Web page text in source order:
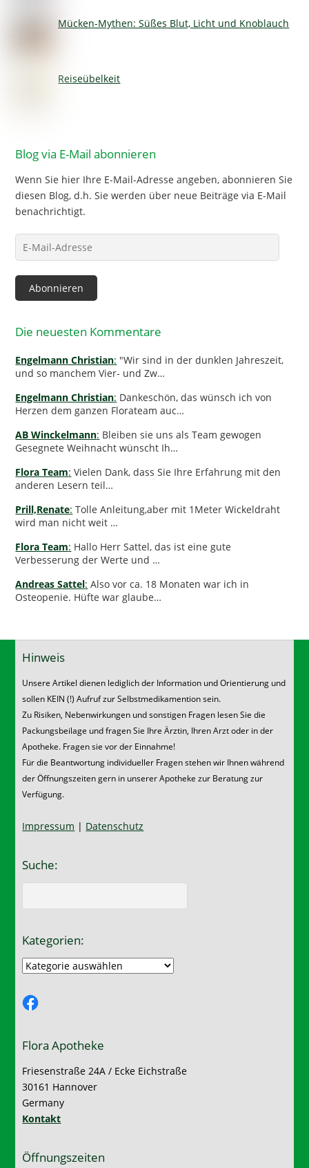
Mücken-Mythen: Süßes Blut, Licht und Knoblauch
Reiseübelkeit
Blog via E-Mail abonnieren
Wenn Sie hier Ihre E-Mail-Adresse angeben, abonnieren Sie
diesen Blog, d.h. Sie werden über neue Beiträge via E-Mail
benachrichtigt.
E-
Mail-
Adresse
Abonnieren
Die neuesten Kommentare
Engelmann Christian: "Wir sind in der dunklen Jahreszeit,
und so manchem Vier- und Zw…
Engelmann Christian: Dankeschön, das wünsch ich von
Herzen dem ganzen Florateam auc…
AB Winckelmann: Bleiben sie uns als Team gewogen
Gesegnete Weihnacht wünscht Ih…
Flora Team: Vielen Dank, dass Sie Ihre Erfahrung mit den
anderen Lesern teil…
Prill,Renate: Tolle Anleitung,aber mit 1Meter Wickeldraht
wird man nicht weit …
Flora Team: Hallo Herr Sattel, das ist eine gute
Verbesserung der Werte und …
Andreas Sattel: Also vor ca. 18 Monaten war ich in
Osteopenie. Hüfte war glaube…
Hinweis
Unsere Artikel dienen lediglich der Information und Orientierung und
sollen KEIN (!) Aufruf zur Selbstmedikamention sein.
Zu Risiken, Nebenwirkungen und sonstigen Fragen lesen Sie die
Packungsbeilage und fragen Sie Ihre Ärztin, Ihren Arzt oder in der
Apotheke. Fragen sie vor der Einnahme!
Für die Beantwortung individueller Fragen stehen wir Ihnen während
der Öffnungszeiten gern in unserer Apotheke zur Beratung zur
Verfügung.
Impressum | Datenschutz
Suche:
Kategorien:
Kategorien:
Facebook
Flora Apotheke
Friesenstraße 24A / Ecke Eichstraße
30161 Hannover
Germany
Kontakt
Öffnungszeiten